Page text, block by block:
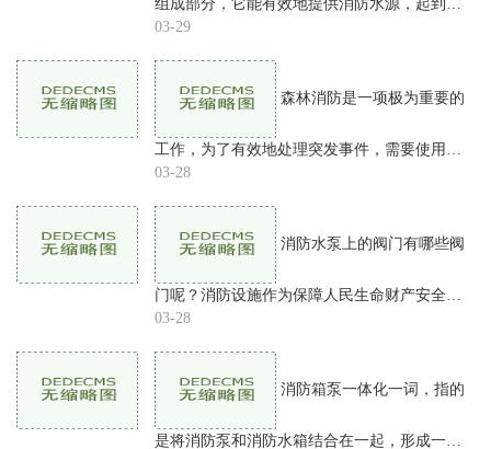
组成部分，它能有效地提供消防水源，起到扑
灭火灾的作用。在使用消防泵时，选择合适的
适的消防泵型号可能
03-29
工作，为了有效地处理突发事件，需要使用高
压水泵。如何正确地使用这个设备是至关重要
用方式。设备的移动
03-28
门呢？消防设施作为保障人民生命财产安全的
重要设备，其中的消防水泵更是起到关键的作
部件。在消防水泵上
03-28
是将消防泵和消防水箱结合在一起，形成一个